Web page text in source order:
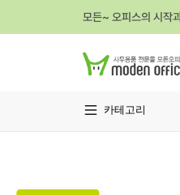
모든~ 오피스의 시작
카테고리